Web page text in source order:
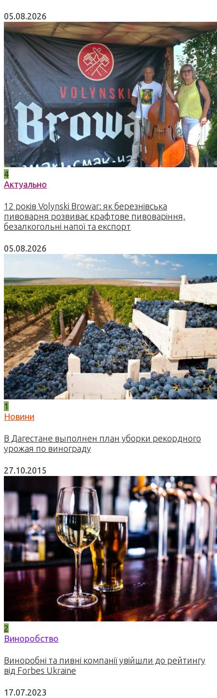
05.08.2026
4
Актуально
12 років Volynski Browar: як березнівська
пивоварня розвиває крафтове пивоваріння,
безалкогольні напої та експорт
05.08.2026
1
Новини
В Дагестане выполнен план уборки рекордного
урожая по винограду
27.10.2015
2
Виноробство
Виноробні та пивні компанії увійшли до рейтингу
від Forbes Ukraine
17.07.2023